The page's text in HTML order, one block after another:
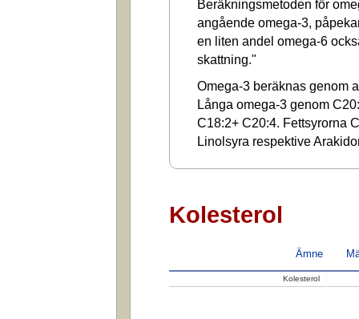
Beräkningsmetoden för
angående omega-3,
en liten andel omega-6
skattning."
Omega-3 beräknas genom
Långa omega-3 genom
C18:2+ C20:4. Fettsyrorna
Linolsyra respektive
Kolesterol
Ämne
Kolesterol